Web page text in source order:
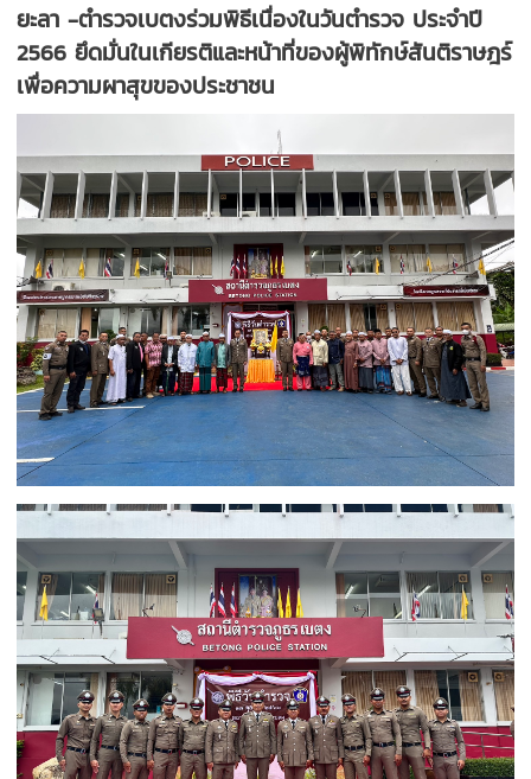
ยะลา -ตำรวจเบตงร่วมพิธีเนื่องในวันตำรวจ ประจำปี
2566 ยึดมั่นในเกียรติและหน้าที่ของผู้พิทักษ์สันติราษฎร์
เพื่อความผาสุขของประชาชน